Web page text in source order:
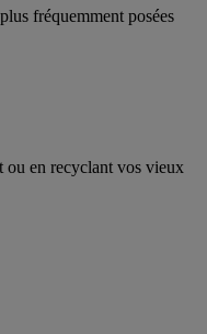
fréquemment posées
ou en recyclant vos vieux